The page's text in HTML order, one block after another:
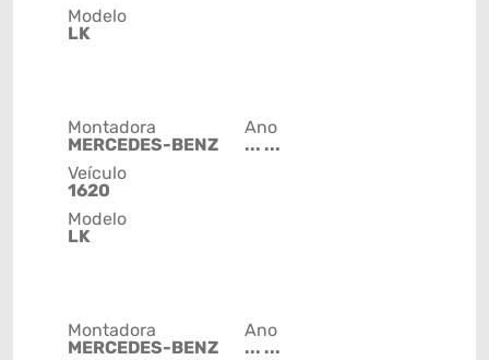
Modelo
LK
Montadora
MERCEDES-BENZ
Veículo
1620
Modelo
LK
Ano
... ...
Montadora
MERCEDES-BENZ
Ano
... ...